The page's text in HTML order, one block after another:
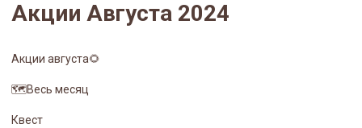
Акции Августа 2024
Акции августа🌻
🗺Весь месяц
Квест